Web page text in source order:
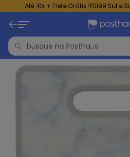
Até 10x + Frete Grátis R$199 Sul e